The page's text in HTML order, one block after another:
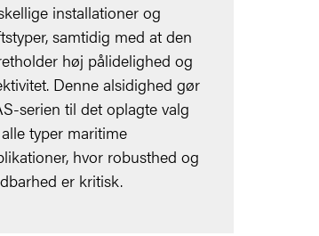
installationer og
samtidig med at den
høj pålidelighed og
Denne alsidighed gør
serien til det oplagte valg
typer maritime
hvor robusthed og
er kritisk.